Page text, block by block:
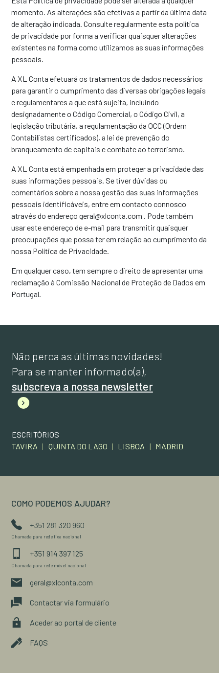
momento. As alterações são efetivas a partir da última data
de alteração indicada. Consulte regularmente esta política
de privacidade por forma a verificar quaisquer alterações
existentes na forma como utilizamos as suas informações
pessoais.
A XL Conta efetuará os tratamentos de dados necessários
para garantir o cumprimento das diversas obrigações legais
e regulamentares a que está sujeita, incluindo
designadamente o Código Comercial, o Código Civil, a
legislação tributária, a regulamentação da OCC (Ordem
Contabilistas certificados), a lei de prevenção do
branqueamento de capitais e combate ao terrorismo.
A XL Conta está empenhada em proteger a privacidade das
suas informações pessoais. Se tiver dúvidas ou
comentários sobre a nossa gestão das suas informações
pessoais identificáveis, entre em contacto connosco
através do endereço geral@xlconta.com . Pode também
usar este endereço de e-mail para transmitir quaisquer
preocupações que possa ter em relação ao cumprimento da
nossa Política de Privacidade.
Em qualquer caso, tem sempre o direito de apresentar uma
reclamação à Comissão Nacional de Proteção de Dados em
Portugal.
Não perca as últimas novidades!
Para se manter informado(a),
subscreva a nossa newsletter
ESCRITÓRIOS
TAVIRA | QUINTA DO LAGO | LISBOA | MADRID
COMO PODEMOS AJUDAR?
+351 281 320 960
Chamada para rede fixa nacional
+351 914 397 125
Chamada para rede móvel nacional
geral@xlconta.com
Contactar via formulário
Aceder ao portal de cliente
FAQS